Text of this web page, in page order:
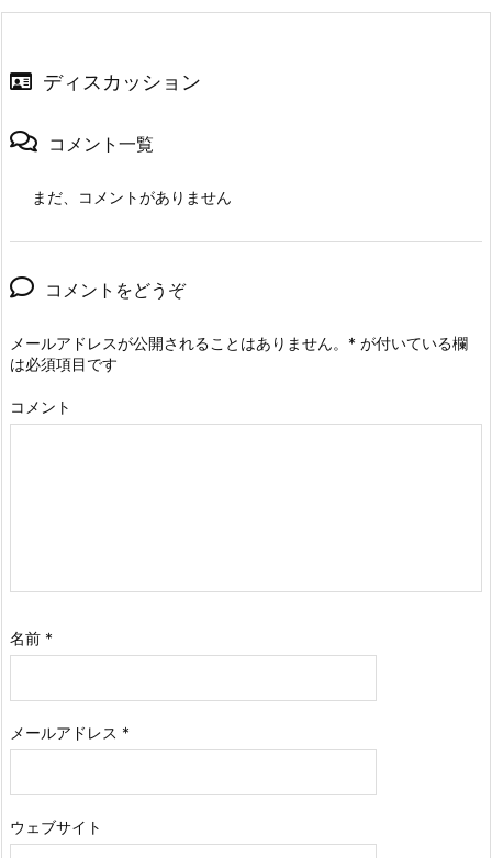
ディスカッション
コメント一覧
まだ、コメントがありません
コメントをどうぞ
メールアドレスが公開されることはありません。 * が付いている欄
は必須項目です
コメント
名前 *
メールアドレス *
ウェブサイト